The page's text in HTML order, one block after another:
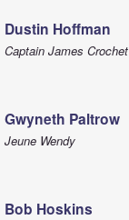
Dustin Hoffman
Captain James Crochet
Gwyneth Paltrow
Jeune Wendy
Bob Hoskins